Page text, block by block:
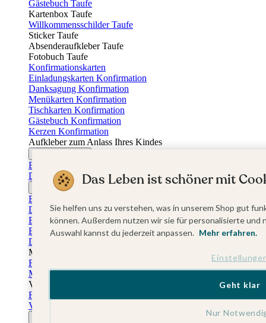
Gästebuch Taufe
Kartenbox Taufe
Willkommensschilder Taufe
Sticker Taufe
Absenderaufkleber Taufe
Fotobuch Taufe
Konfirmationskarten
Einladungskarten Konfirmation
Danksagung Konfirmation
Menükarten Konfirmation
Tischkarten Konfirmation
Gästebuch Konfirmation
Kerzen Konfirmation
Aufkleber zum Anlass Ihres Kindes
Einladungskarten Firmung
Dankeskarten Firmung
Jugendweihekarten
Einladungskarten Jugendweihe
Dankeskarten Jugendweihe
Einschulungskarten
Einladungskarten Einschulung
Danksagung Einschulung
Muttertag
Fotogeschenke Muttertag
Muttertagskarten
Vatertag
Fotogeschenke Vatertag
Vatertagskarten
Das Leben ist schöner mit
Sie helfen uns zu verstehen, was in unserem Shop gut
können. Außerdem nutzen wir sie für personalisierte
Auswahl kannst du jederzeit anpassen. Mehr erfahren.
Nur
Geht klar